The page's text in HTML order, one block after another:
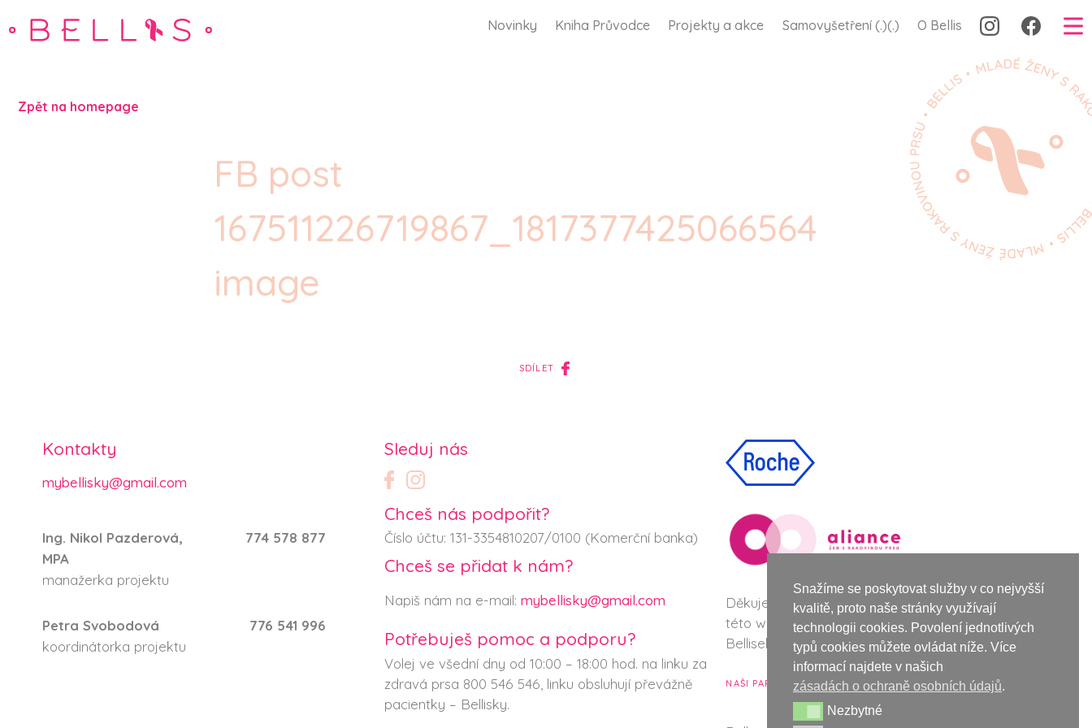
Novinky Kniha Průvodce Projekty a akce Samovyšetření (.)(.) O Bellis
Zpět na homepage
FB post
167511226719867_1817377425066564
image
SDÍLET
Kontakty
mybellisky@gmail.com
Ing. Nikol Pazderová,
MPA
774 578 877
manažerka projektu
Petra Svobodová
776 541 996
koordinátorka projektu
Sleduj nás
Chceš nás podpořit?
Číslo účtu: 131-3354810207/0100 (Komerční banka)
Chceš se přidat k nám?
Napiš nám na e-mail: mybellisky@gmail.com
Potřebuješ pomoc a podporu?
Volej ve všední dny od 10:00 – 18:00 hod. na linku za
zdravá prsa 800 546 546, linku obsluhují převážně
pacientky – Bellisky.
Děkujeme společnosti Roche za podporu při vzniku
této webové stránky a nové vizuální identity
Bellisek.
NAŠI PARTNEŘI
Snažíme se poskytovat služby v co nejvyšší
kvalitě, proto naše stránky využívají
technologii cookies. Povolení jednotlivých
typů cookies můžete ovládat níže. Více
informací najdete v našich
zásadách o ochraně osobních údajů.
NezbytnéNezbytné